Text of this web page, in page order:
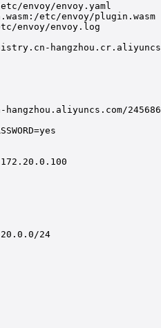
envoy/envoy.yaml
etc/envoy/plugin.wasm
envoy/envoy.log
172.20.0.100
24